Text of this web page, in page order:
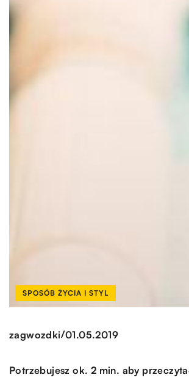
SPOSÓB ŻYCIA I STYL
zagwozdki/01.05.2019
Potrzebujesz ok. 2 min. aby